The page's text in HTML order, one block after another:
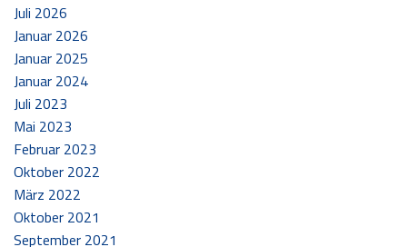
Juli 2026
Januar 2026
Januar 2025
Januar 2024
Juli 2023
Mai 2023
Februar 2023
Oktober 2022
März 2022
Oktober 2021
September 2021